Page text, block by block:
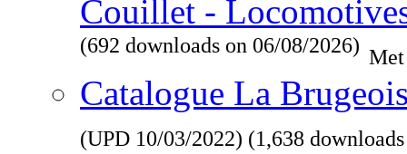
Couillet -
(692 downloads on 06/08/2026)
Catalogue La
(UPD 10/03/2022) (1,638